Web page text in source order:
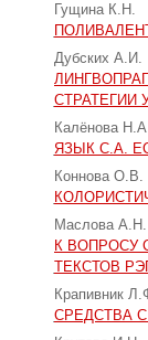
Гущина К.Н.
Дубских А.И.
СТРАТЕГИИ
Калёнова
ЯЗЫК С.А.
Коннова О.В.
Маслова
К ВОПРОСУ
ТЕКСТОВ
Крапивник
СРЕДСТВА